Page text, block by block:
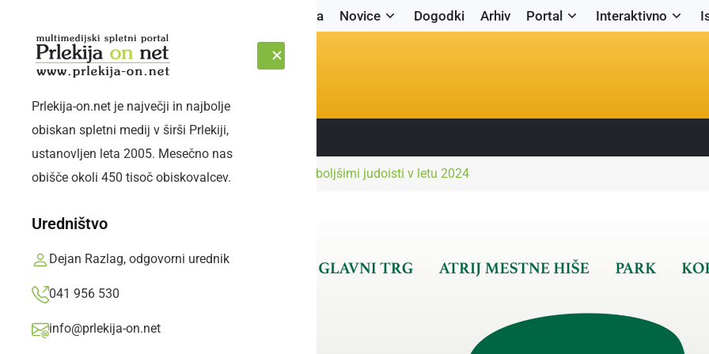
Naslovnica Novice Dogodki Arhiv Portal Interaktivno
SOBOTA, 8. AVGUST 2026 Sledite nam:
Prlekija-on.net je največji in najbolje
obiskan spletni medij v širši Prlekiji,
ustanovljen leta 2005. Mesečno nas
obišče okoli 450 tisoč obiskovalcev.
Uredništvo
Dejan Razlag, odgovorni urednik
041 956 530
info@prlekija-on.net
Naslovnica ŠportMaša Slavinec med najboljšimi judoisti v letu 2024